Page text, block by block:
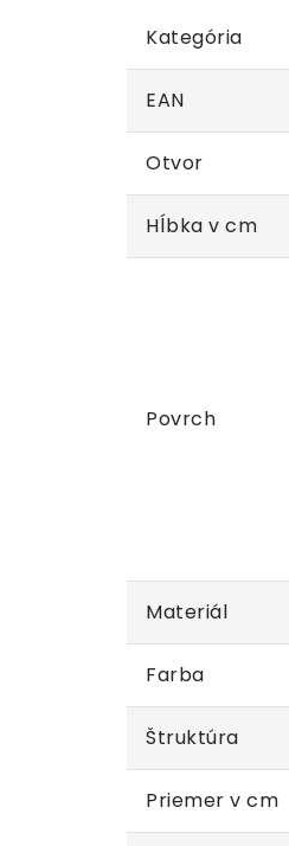
Kategória
EAN
Otvor
Hĺbka v cm
Povrch
Materiál
Farba
Štruktúra
Priemer v cm